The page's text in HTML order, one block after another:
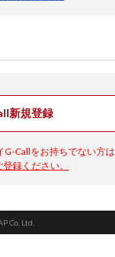
新規登録
Callをお持ちでない方は
録ください。
Co, Ltd.